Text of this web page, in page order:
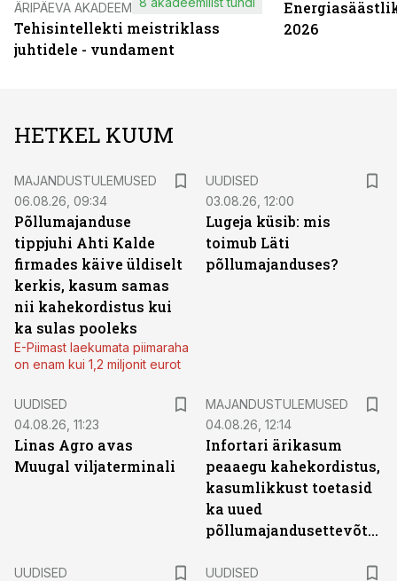
ÄRIPÄEVA AKADEEMIA
Tehisintellekti meistriklass
juhtidele - vundament
2026
HETKEL KUUM
MAJANDUSTULEMUSED
06.08.26, 09:34
Põllumajanduse
tippjuhi Ahti Kalde
firmades käive üldiselt
kerkis, kasum samas
nii kahekordistus kui
ka sulas pooleks
E-Piimast laekumata piimaraha
on enam kui 1,2 miljonit eurot
UUDISED
03.08.26, 12:00
Lugeja küsib: mis
toimub Läti
põllumajanduses?
UUDISED
04.08.26, 11:23
Linas Agro avas
Muugal viljaterminali
MAJANDUSTULEMUSED
04.08.26, 12:14
Infortari ärikasum
peaaegu kahekordistus,
kasumlikkust toetasid
ka uued
põllumajandusettevõtted
UUDISED
UUDISED